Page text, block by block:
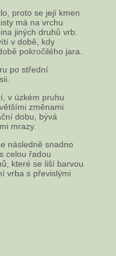
proto se její kmen
má na vrchu
jiných druhů vrb.
v době, kdy
pokročilého jara.
po střední
v úzkém pruhu
změnami
dobu, bývá
mrazy.
následně snadno
celou řadou
které se liší barvou
vrba s převislými